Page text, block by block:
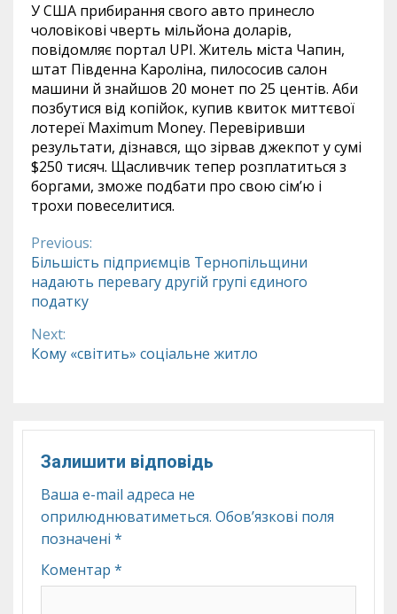
У США прибирання свого авто принесло
чоловікові чверть мільйона доларів,
повідомляє портал UPI. Житель міста Чапин,
штат Південна Кароліна, пилососив салон
машини й знайшов 20 монет по 25 центів. Аби
позбутися від копійок, купив квиток миттєвої
лотереї Maximum Money. Перевіривши
результати, дізнався, що зірвав джекпот у сумі
$250 тисяч. Щасливчик тепер розплатиться з
боргами, зможе подбати про свою сім’ю і
трохи повеселитися.
Continue
Reading
Previous:
Більшість підприємців Тернопільщини
надають перевагу другій групі єдиного
податку
Next:
Кому «світить» соціальне житло
Залишити відповідь
Ваша e-mail адреса не
оприлюднюватиметься. Обов’язкові поля
позначені *
Коментар *